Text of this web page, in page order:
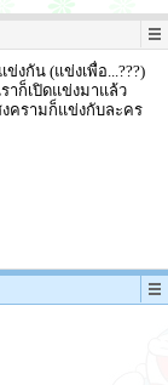
งกัน (แข่งเพื่อ...???)
าก็เปิดแข่งมาแล้ว
งครามก็แข่งกับละคร